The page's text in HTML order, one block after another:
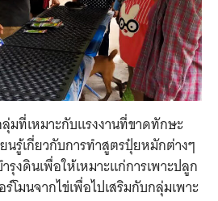
มที่เหมาะกับแรงงานที่ขาดทักษะ
นรู้เกี่ยวกับการทำสูตรปุ๋ยหมักต่างๆ
งดินเพื่อให้เหมาะแก่การเพาะปลูก
โมนจากไข่เพื่อไปเสริมกับกลุ่มเพาะ